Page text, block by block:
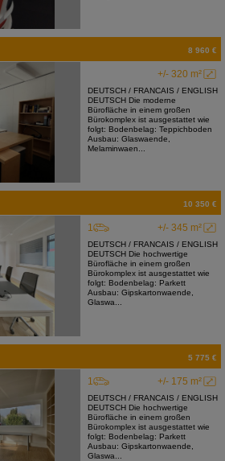
8 960 €
+/- 320 m²
DEUTSCH / FRANCAIS / ENGLISH
DEUTSCH Die moderne
Bürofläche in einem großen
Bürokomplex ist ausgestattet wie
folgt: Bodenbelag: Teppichboden
Ausbau: Glaswaende,
Melaminwaen...
10 350 €
+/- 345 m²
1
DEUTSCH / FRANCAIS / ENGLISH
DEUTSCH Die hochwertige
Bürofläche in einem großen
Bürokomplex ist ausgestattet wie
folgt: Bodenbelag: Parkett
Ausbau: Gipskartonwaende,
Glaswa...
5 775 €
+/- 175 m²
1
DEUTSCH / FRANCAIS / ENGLISH
DEUTSCH Die hochwertige
Bürofläche in einem großen
Bürokomplex ist ausgestattet wie
folgt: Bodenbelag: Parkett
Ausbau: Gipskartonwaende,
Glaswa...